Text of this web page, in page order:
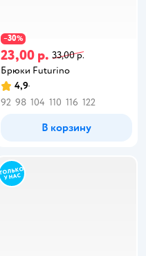
−30%
23,00 р. 33,00 р.
Брюки Futurino
4,9
92 98 104 110 116 122
В корзину